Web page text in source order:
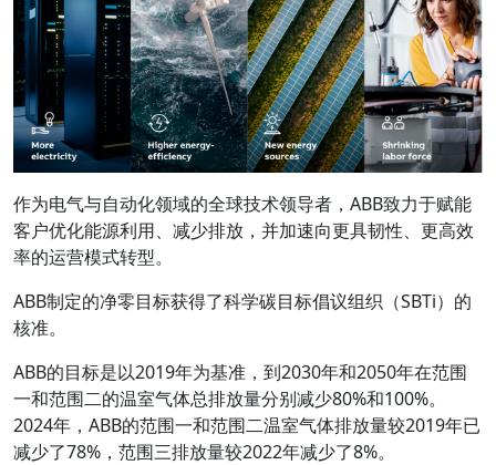
作为电气与自动化领域的全球技术领导者，ABB致力于赋能
客户优化能源利用、减少排放，并加速向更具韧性、更高效
率的运营模式转型。
ABB制定的净零目标获得了科学碳目标倡议组织（SBTi）的
核准。
ABB的目标是以2019年为基准，到2030年和2050年在范围
一和范围二的温室气体总排放量分别减少80%和100%。
2024年，ABB的范围一和范围二温室气体排放量较2019年已
减少了78%，范围三排放量较2022年减少了8%。